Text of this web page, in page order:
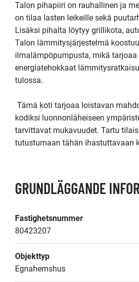
Talon pihapiiri on rauhallinen ja
on tilaa lasten leikeille sekä
Lisäksi pihalta löytyy grillikota,
Talon lämmitysjärjestelmä
ilmalämpöpumpusta, mikä
energiatehokkaat
tulossa.
kodiksi luonnonläheiseen
tarvittavat mukavuudet. Tartu
tutustumaan tähän ihastuttavaan
GRUNDLÄGGANDE
Fastighetsnummer
80423207
Objekttyp
Egnahemshus